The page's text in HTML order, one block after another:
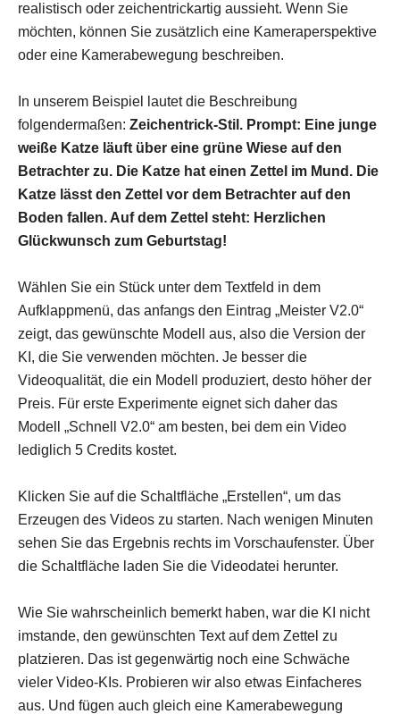
realistisch oder zeichentrickartig aussieht. Wenn Sie
möchten, können Sie zusätzlich eine Kameraperspektive
oder eine Kamerabewegung beschreiben.
In unserem Beispiel lautet die Beschreibung
folgendermaßen: Zeichentrick-Stil. Prompt: Eine junge
weiße Katze läuft über eine grüne Wiese auf den
Betrachter zu. Die Katze hat einen Zettel im Mund. Die
Katze lässt den Zettel vor dem Betrachter auf den
Boden fallen. Auf dem Zettel steht: Herzlichen
Glückwunsch zum Geburtstag!
Wählen Sie ein Stück unter dem Textfeld in dem
Aufklappmenü, das anfangs den Eintrag „Meister V2.0“
zeigt, das gewünschte Modell aus, also die Version der
KI, die Sie verwenden möchten. Je besser die
Videoqualität, die ein Modell produziert, desto höher der
Preis. Für erste Experimente eignet sich daher das
Modell „Schnell V2.0“ am besten, bei dem ein Video
lediglich 5 Credits kostet.
Klicken Sie auf die Schaltfläche „Erstellen“, um das
Erzeugen des Videos zu starten. Nach wenigen Minuten
sehen Sie das Ergebnis rechts im Vorschaufenster. Über
die Schaltfläche laden Sie die Videodatei herunter.
Wie Sie wahrscheinlich bemerkt haben, war die KI nicht
imstande, den gewünschten Text auf dem Zettel zu
platzieren. Das ist gegenwärtig noch eine Schwäche
vieler Video-KIs. Probieren wir also etwas Einfacheres
aus. Und fügen auch gleich eine Kamerabewegung